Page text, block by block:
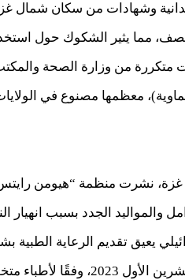
وشهادات من سكان شمال
مما يثير الشكوك حول
متكررة من وزارة الصحة
معظمها مصنوع في
والمواليد الجدد بسبب
يعيق تقديم الرعاية
300% منذ بداية الحرب في